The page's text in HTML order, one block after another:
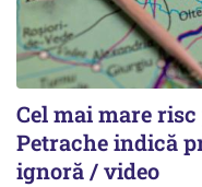
Cel mai mare
Petrache indică
ignoră / video